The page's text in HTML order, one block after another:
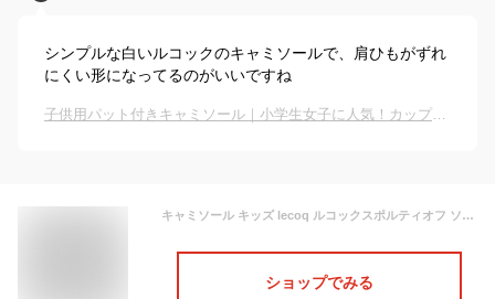
シンプルな白いルコックのキャミソールで、肩ひもがずれ
にくい形になってるのがいいですね
子供用パット付きキャミソール｜小学生女子に人気！カップ付きキャミソールのおすすめは？
キャミソール キッズ lecoq ルコックスポルティオフ ソフトカップ付 女の子 子供服 ジュニア服 黒/白 身長140/150/160/165cm ニッセン nissen
ショップでみる